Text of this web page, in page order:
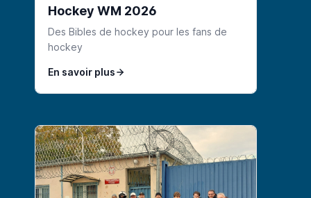
Hockey WM 2026
Des Bibles de hockey pour les fans de
hockey
En savoir plus